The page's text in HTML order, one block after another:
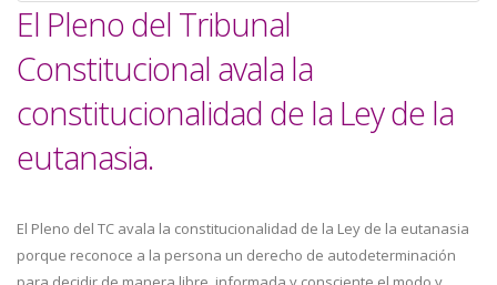
El Pleno del Tribunal
Constitucional avala la
constitucionalidad de la Ley de la
eutanasia.
El Pleno del TC avala la constitucionalidad de la Ley de la eutanasia
porque reconoce a la persona un derecho de autodeterminación